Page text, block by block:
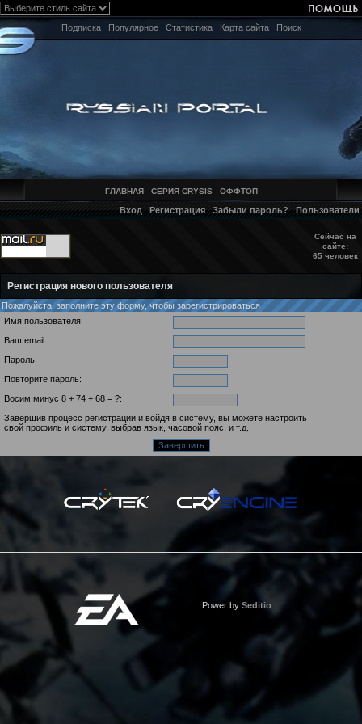
Подписка Популярное Статистика Карта сайта Поиск
ГЛАВНАЯ СЕРИЯ CRYSIS ОФФТОП
Вход Регистрация Забыли пароль? Пользователи
Сейчас на
сайте:
65 человек
Регистрация нового пользователя
Пожалуйста, заполните эту форму, чтобы зарегистрироваться
Имя пользователя:
Ваш email:
Пароль:
Повторите пароль:
Восим минус 8 + 74 + 68 = ?:
Завершив процесс регистрации и войдя в систему, вы можете настроить
свой профиль и систему, выбрав язык, часовой пояс, и т.д.
Power by Seditio